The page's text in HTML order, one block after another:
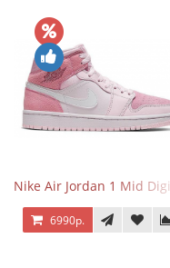
Nike Air Jordan 1 Mid
6990р.